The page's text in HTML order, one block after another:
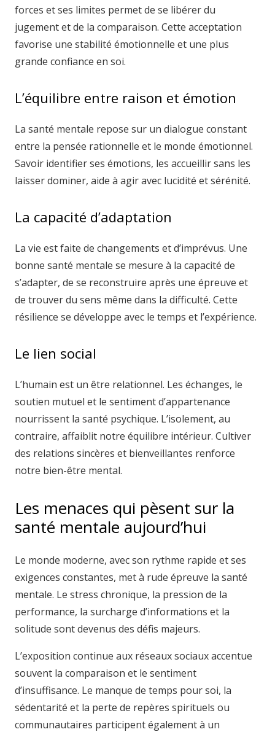
forces et ses limites permet de se libérer du
jugement et de la comparaison. Cette acceptation
favorise une stabilité émotionnelle et une plus
grande confiance en soi.
L’équilibre entre raison et émotion
La santé mentale repose sur un dialogue constant
entre la pensée rationnelle et le monde émotionnel.
Savoir identifier ses émotions, les accueillir sans les
laisser dominer, aide à agir avec lucidité et sérénité.
La capacité d’adaptation
La vie est faite de changements et d’imprévus. Une
bonne santé mentale se mesure à la capacité de
s’adapter, de se reconstruire après une épreuve et
de trouver du sens même dans la difficulté. Cette
résilience se développe avec le temps et l’expérience.
Le lien social
L’humain est un être relationnel. Les échanges, le
soutien mutuel et le sentiment d’appartenance
nourrissent la santé psychique. L’isolement, au
contraire, affaiblit notre équilibre intérieur. Cultiver
des relations sincères et bienveillantes renforce
notre bien-être mental.
Les menaces qui pèsent sur la
santé mentale aujourd’hui
Le monde moderne, avec son rythme rapide et ses
exigences constantes, met à rude épreuve la santé
mentale. Le stress chronique, la pression de la
performance, la surcharge d’informations et la
solitude sont devenus des défis majeurs.
L’exposition continue aux réseaux sociaux accentue
souvent la comparaison et le sentiment
d’insuffisance. Le manque de temps pour soi, la
sédentarité et la perte de repères spirituels ou
communautaires participent également à un